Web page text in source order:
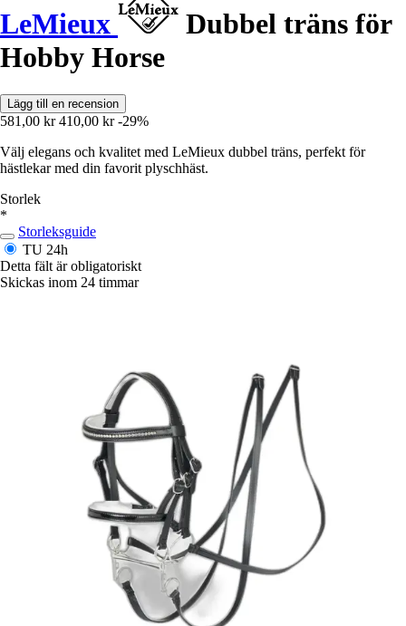
LeMieux
Dubbel träns för
Hobby Horse
Lägg till en recension
581,00 kr 410,00 kr -29%
Välj elegans och kvalitet med LeMieux dubbel träns, perfekt för
hästlekar med din favorit plyschhäst.
Storlek
*
Storleksguide
TU 24h
Detta fält är obligatoriskt
Skickas inom 24 timmar